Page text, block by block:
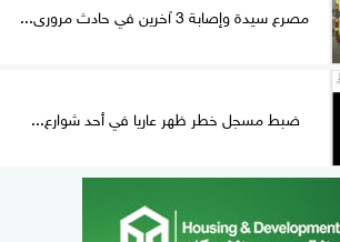
مصرع سيدة وإصابة 3 آخرين في حادث مرورى...
ضبط مسجل خطر ظهر عاريا في أحد شوارع...